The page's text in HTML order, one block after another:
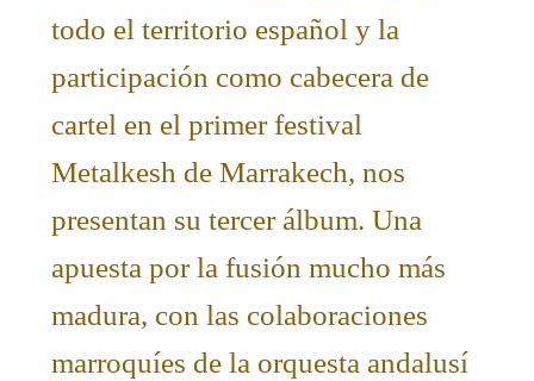
todo el territorio español y la
participación como cabecera de
cartel en el primer festival
Metalkesh de Marrakech, nos
presentan su tercer álbum. Una
apuesta por la fusión mucho más
madura, con las colaboraciones
marroquíes de la orquesta andalusí